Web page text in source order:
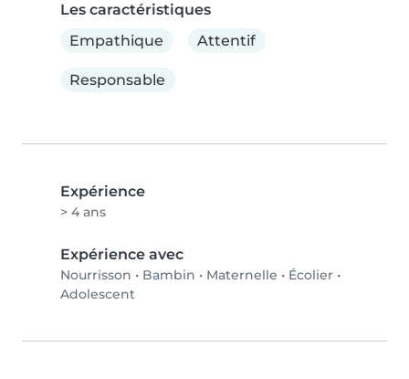
Les caractéristiques
Empathique
Attentif
Responsable
Expérience
> 4 ans
Expérience avec
Nourrisson • Bambin • Maternelle • Écolier •
Adolescent